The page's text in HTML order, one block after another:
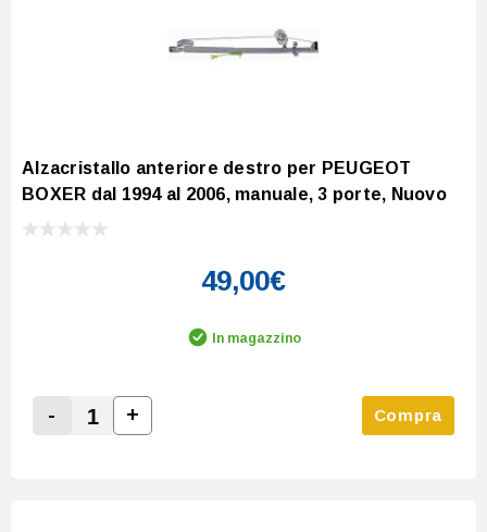
Alzacristallo anteriore destro per PEUGEOT
BOXER dal 1994 al 2006, manuale, 3 porte, Nuovo
49,00€
In magazzino
Decrease Quantity:
-
Increase Quantity:
+ Compra